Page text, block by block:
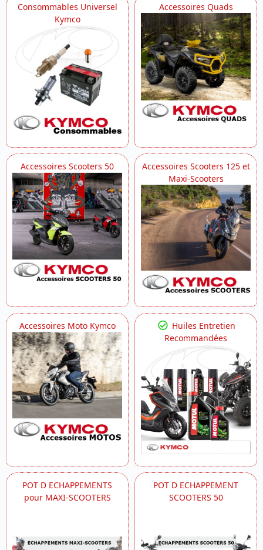
Consommables Universel
Kymco
Accessoires Quads
Accessoires Scooters 50
Accessoires Scooters 125 et
Maxi-Scooters
Accessoires Moto Kymco
Huiles Entretien
Recommandées
POT D ECHAPPEMENTS
pour MAXI-SCOOTERS
POT D ECHAPPEMENT
SCOOTERS 50